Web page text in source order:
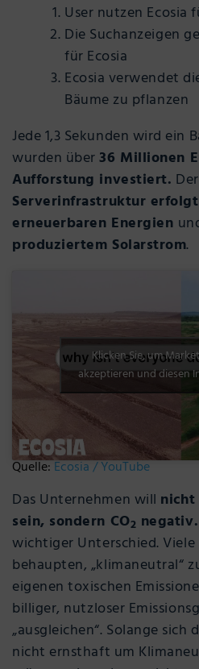
User nutzen Ecosia
Die Suchanzeigen
für Ecosia
Ecosia verwendet
Bäume zu pflanzen
Jede 1,3 Sekunden wird ein
wurden über36 Millionen
Aufforstung investiert. Der
Serverinfrastruktur erfolgt
erneuerbaren Energien
produziertem Solarstrom.
Klicken Sie, um
akzeptieren und diesen
Quelle:Ecosia / YouTube
Das Unternehmen will
sein, sondern CO2 negativ.
wichtiger Unterschied.
behaupten, „klimaneutral“
eigenen toxischen
billiger, nutzloser
„ausgleichen“. Solange sich
nicht ernsthaft um